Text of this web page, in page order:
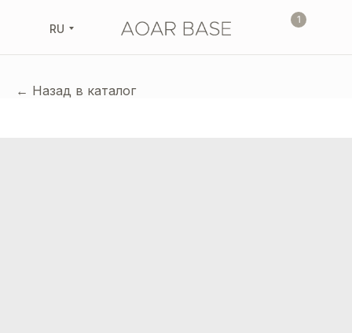
1
RU
← Назад в каталог